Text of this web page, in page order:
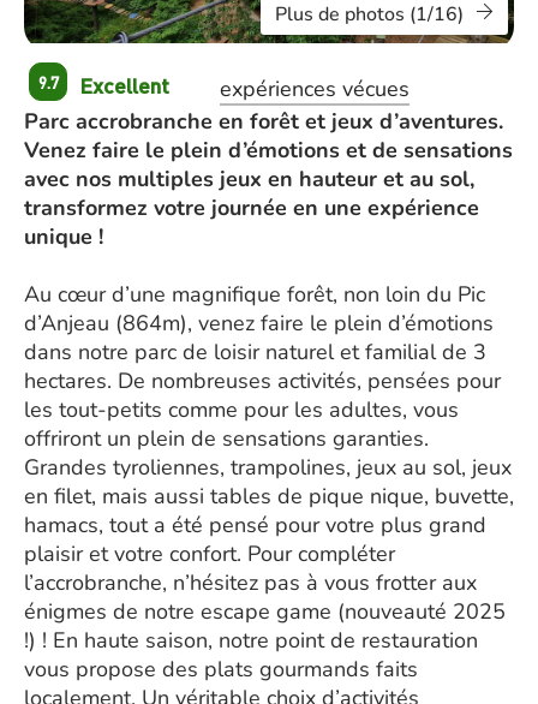
Plus de photos (1/16)
9.7 Excellent
expériences vécues
Parc accrobranche en forêt et jeux d’aventures.
Venez faire le plein d’émotions et de sensations
avec nos multiples jeux en hauteur et au sol,
transformez votre journée en une expérience
unique !
Au cœur d’une magnifique forêt, non loin du Pic
d’Anjeau (864m), venez faire le plein d’émotions
dans notre parc de loisir naturel et familial de 3
hectares. De nombreuses activités, pensées pour
les tout-petits comme pour les adultes, vous
offriront un plein de sensations garanties.
Grandes tyroliennes, trampolines, jeux au sol, jeux
en filet, mais aussi tables de pique nique, buvette,
hamacs, tout a été pensé pour votre plus grand
plaisir et votre confort. Pour compléter
l’accrobranche, n’hésitez pas à vous frotter aux
énigmes de notre escape game (nouveauté 2025
!) ! En haute saison, notre point de restauration
vous propose des plats gourmands faits
localement. Un véritable choix d’activités